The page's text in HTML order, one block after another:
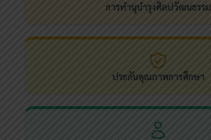
การทำนุบำรุงศิลปวัฒนธรรม
ประกันคุณภาพการศึกษา